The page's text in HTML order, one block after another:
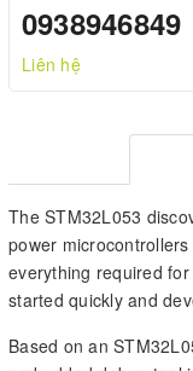
0938946849
Liên hệ
The STM32L053
power
everything required
started quickly and
Based on an